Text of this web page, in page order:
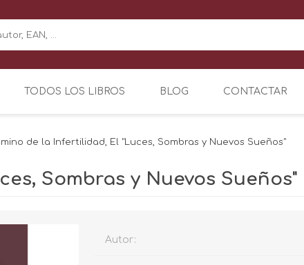
TODOS LOS LIBROS BLOG CONTACTAR
de la Infertilidad, El "Luces, Sombras y Nuevos Sueños"
Sombras y Nuevos Sueños"
Autor: